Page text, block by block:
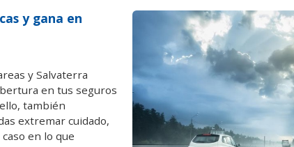
y gana en
y Salvaterra
en tus seguros
también
extremar cuidado,
en lo que